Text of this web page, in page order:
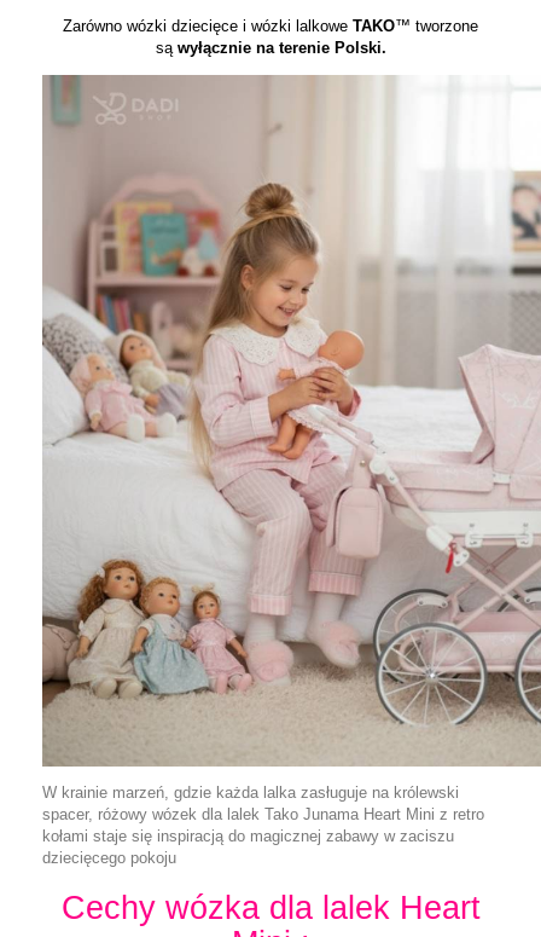
Zarówno wózki dziecięce i wózki lalkowe TAKO™ tworzone
są wyłącznie na terenie Polski.
W krainie marzeń, gdzie każda lalka zasługuje na królewski
spacer, różowy wózek dla lalek Tako Junama Heart Mini z retro
kołami staje się inspiracją do magicznej zabawy w zaciszu
dziecięcego pokoju
Cechy wózka dla lalek Heart